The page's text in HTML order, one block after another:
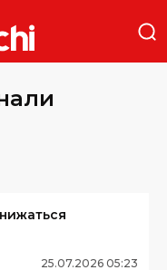
25.07.2026 05:23